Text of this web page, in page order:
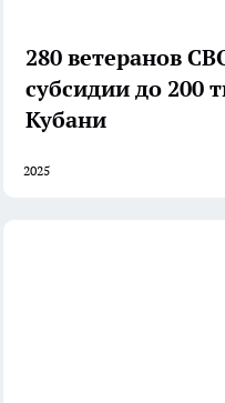
280 ветеранов
субсидии до 200
Кубани
2025